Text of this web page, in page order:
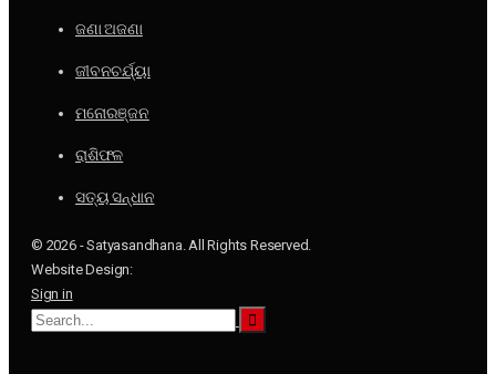
ଜଣା ଅଜଣା
ଜୀବନଚର୍ଯ୍ୟା
ମନୋରଞ୍ଜନ
ରାଶିଫଳ
ସତ୍ୟ ସନ୍ଧାନ
© 2026 - Satyasandhana. All Rights Reserved.
Website Design:
Sign in